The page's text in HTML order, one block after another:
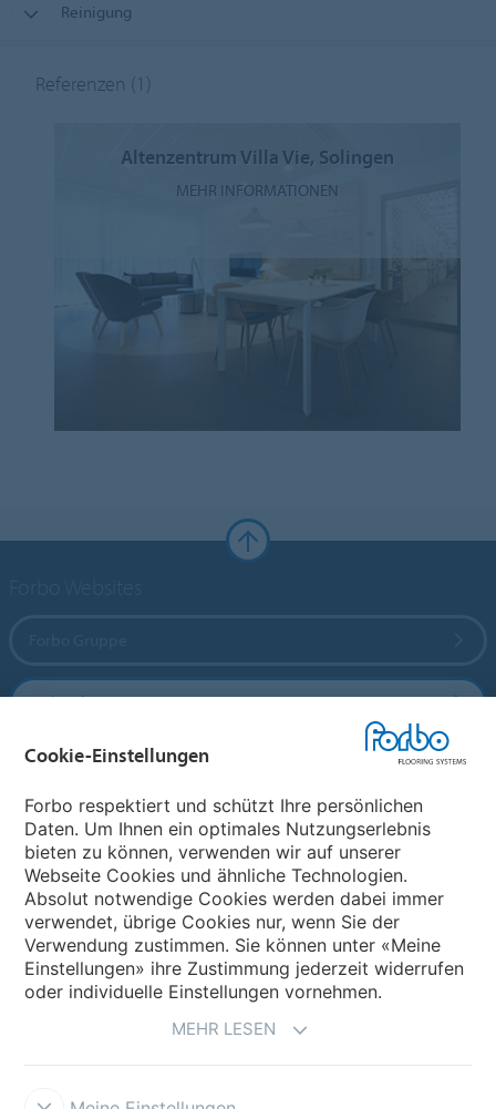
Reinigung
Referenzen (1)
Altenzentrum Villa Vie, Solingen
MEHR INFORMATIONEN
Forbo Flooring Systems
Forbo Movement Systems
Land auswählen
Land auswählen
Cookie-Einstellungen
Forbo respektiert und schützt Ihre persönlichen
Daten. Um Ihnen ein optimales Nutzungserlebnis
bieten zu können, verwenden wir auf unserer
Webseite Cookies und ähnliche Technologien.
Absolut notwendige Cookies werden dabei immer
verwendet, übrige Cookies nur, wenn Sie der
Verwendung zustimmen. Sie können unter «Meine
Einstellungen» ihre Zustimmung jederzeit widerrufen
oder individuelle Einstellungen vornehmen.
MEHR LESEN